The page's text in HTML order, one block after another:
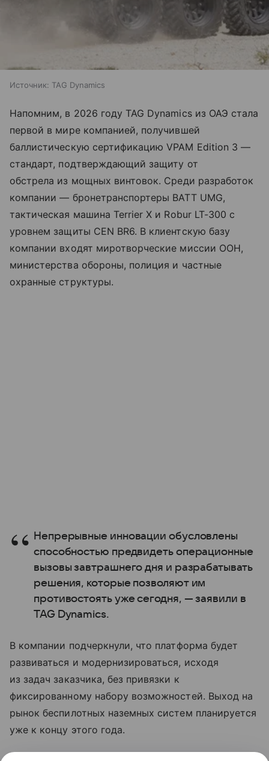
Источник: TAG Dynamics
Напомним, в 2026 году TAG Dynamics из ОАЭ стала
первой в мире компанией, получившей
баллистическую сертификацию VPAM Edition 3 —
стандарт, подтверждающий защиту от
обстрела из мощных винтовок. Среди разработок
компании — бронетранспортеры BATT UMG,
тактическая машина Terrier X и Robur LT-300 с
уровнем защиты CEN BR6. В клиентскую базу
компании входят миротворческие миссии ООН,
министерства обороны, полиция и частные
охранные структуры.
Непрерывные инновации обусловлены
способностью предвидеть операционные
вызовы завтрашнего дня и разрабатывать
решения, которые позволяют им
противостоять уже сегодня, — заявили в
TAG Dynamics.
В компании подчеркнули, что платформа будет
развиваться и модернизироваться, исходя
из задач заказчика, без привязки к
фиксированному набору возможностей. Выход на
рынок беспилотных наземных систем планируется
уже к концу этого года.